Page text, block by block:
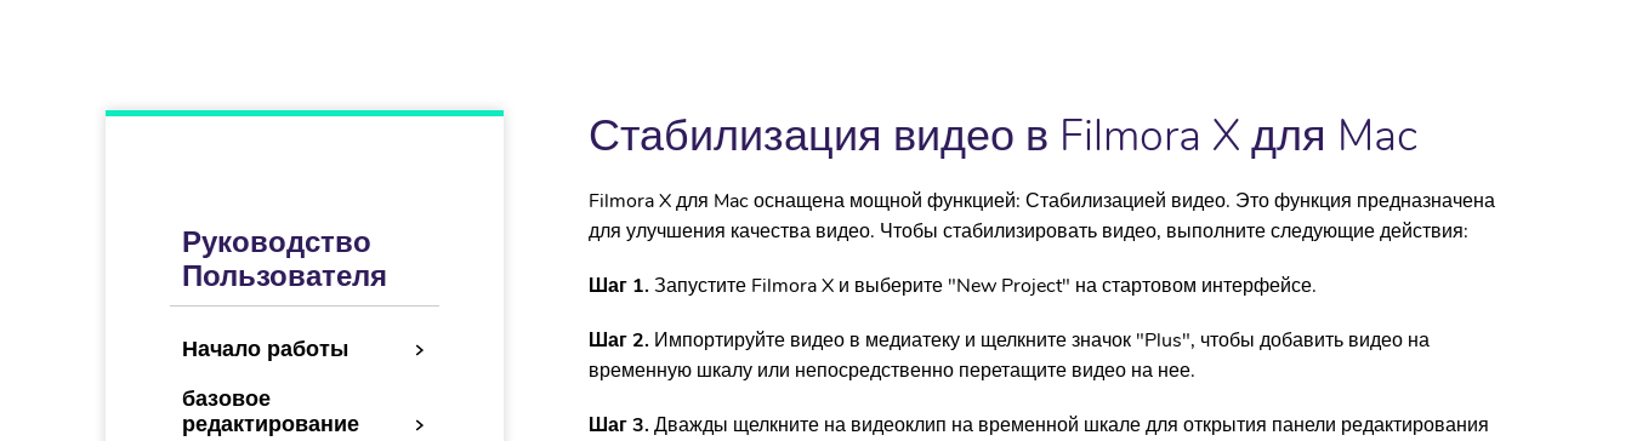
Руководство
Пользователя
Начало работы
базовое
редактирование
Стабилизация видео в Filmora X для Mac
Filmora X для Mac оснащена мощной функцией: Стабилизацией видео. Это функция предназначена
для улучшения качества видео. Чтобы стабилизировать видео, выполните следующие действия:
Шаг 1. Запустите Filmora X и выберите "New Project" на стартовом интерфейсе.
Шаг 2. Импортируйте видео в медиатеку и щелкните значок "Plus", чтобы добавить видео на
временную шкалу или непосредственно перетащите видео на нее.
Шаг 3. Дважды щелкните на видеоклип на временной шкале для открытия панели редактирования